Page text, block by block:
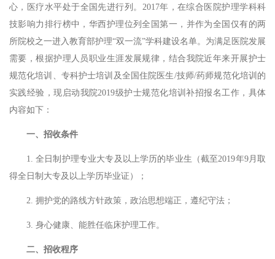
心，医疗水平处于全国先进行列。 2017年，在综合医院护理学科科
技影响力排行榜中，华西护理位列全国第一，并作为全国仅有的两
所院校之一进入教育部护理“双一流”学科建设名单。为满足医院发展
需要，根据护理人员职业生涯发展规律，结合我院近年来开展护士
规范化培训、专科护士培训及全国住院医生/技师/药师规范化培训的
实践经验，现启动我院2019级护士规范化培训补招报名工作，具体
内容如下：
一、招收条件
1. 全日制护理专业大专及以上学历的毕业生（截至2019年9月取
得全日制大专及以上学历毕业证）；
2. 拥护党的路线方针政策，政治思想端正，遵纪守法；
3. 身心健康、能胜任临床护理工作。
二、招收程序